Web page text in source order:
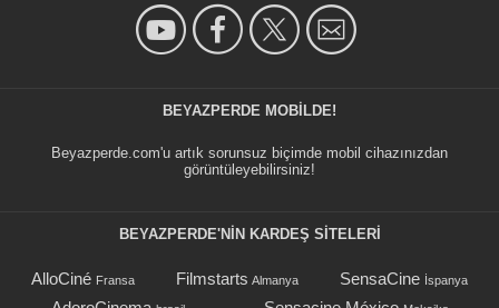
BEYAZPERDE MOBILDE!
Beyazperde.com'u artık sorunsuz biçimde mobil cihazınızdan
görüntüleyebilirsiniz!
BEYAZPERDE'NIN KARDEŞ SİTELERİ
AlloCiné Fransa Filmstarts Almanya SensaCine İspanya